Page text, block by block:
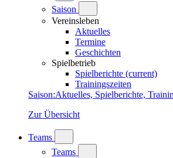
Saison
Vereinsleben
Aktuelles
Termine
Geschichten
Spielbetrieb
Spielberichte (current)
Trainingszeiten
Saison:Aktuelles, Spielberichte,
Zur Übersicht
Teams
Teams